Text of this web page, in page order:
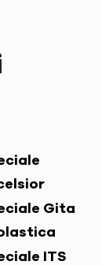
Gita
ITS